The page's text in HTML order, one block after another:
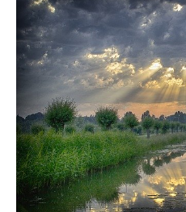
Klimakrise:
Alles
einfach!
stehen
uns
nur
selbst
im
Weg